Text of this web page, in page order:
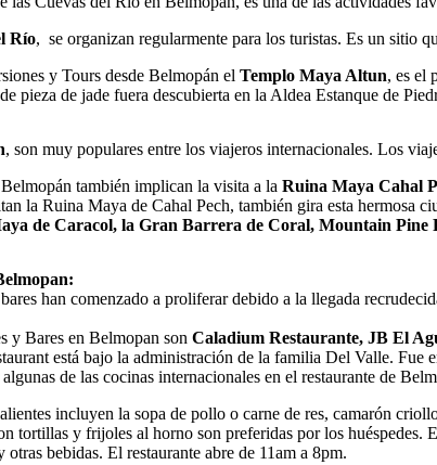
Río, se organizan regularmente para los turistas. Es un sitio
y Tours desde Belmopán el Templo Maya Altun, es el
pieza de jade fuera descubierta en la Aldea Estanque de
, son muy populares entre los viajeros internacionales. Los
también implican la visita a la Ruina Maya Cahal
la Ruina Maya de Cahal Pech, también gira esta hermosa
de Caracol, la Gran Barrera de Coral, Mountain Pine
han comenzado a proliferar debido a la llegada
y Bares en Belmopan son Caladium Restaurante, JB El
está bajo la administración de la familia Del Valle.
de las cocinas internacionales en el restaurante de
incluyen la sopa de pollo o carne de res, camarón
tortillas y frijoles al horno son preferidas por los huéspedes.
bebidas. El restaurante abre de 11am a 8pm.